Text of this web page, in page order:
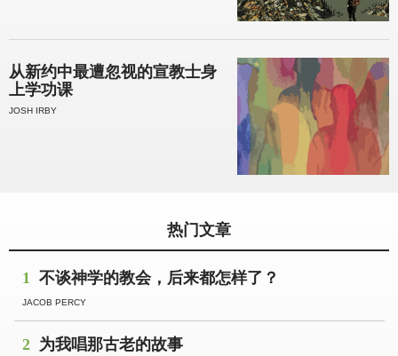
从新约中最遭忽视的宣教士身
上学功课
JOSH IRBY
热门文章
1 不谈神学的教会，后来都怎样了？
JACOB PERCY
2 为我唱那古老的故事